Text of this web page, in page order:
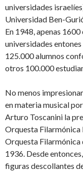
universidades
Universidad Ben-
En 1948, apenas
universidades
125.000 alumnos
otros 100.000
No menos
en materia musical
Arturo Toscanini la
Orquesta Filarmónica
Orquesta Filarmónica
1936. Desde
figuras descollantes